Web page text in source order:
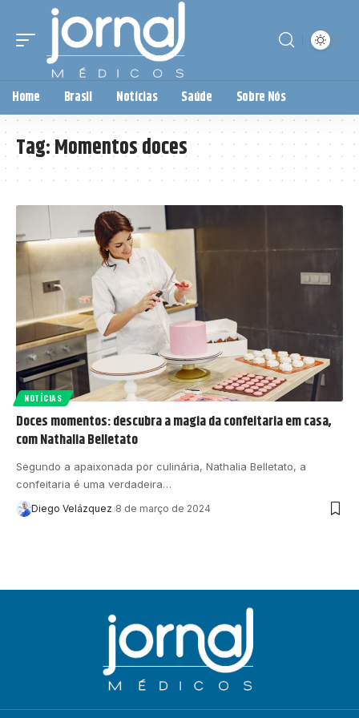
Home Brasil Notícias Saúde Sobre Nós
Tag:Momentos doces
NOTÍCIAS
Doces momentos: descubra a magia da confeitaria em casa,
com Nathalia Belletato
Segundo a apaixonada por culinária, Nathalia Belletato, a
confeitaria é uma verdadeira…
Diego Velázquez 8 de março de 2024